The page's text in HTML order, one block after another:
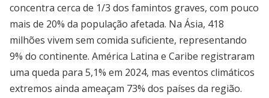
concentra cerca de 1/3 dos famintos graves, com pouco
mais de 20% da população afetada. Na Ásia, 418
milhões vivem sem comida suficiente, representando
9% do continente. América Latina e Caribe registraram
uma queda para 5,1% em 2024, mas eventos climáticos
extremos ainda ameaçam 73% dos países da região.